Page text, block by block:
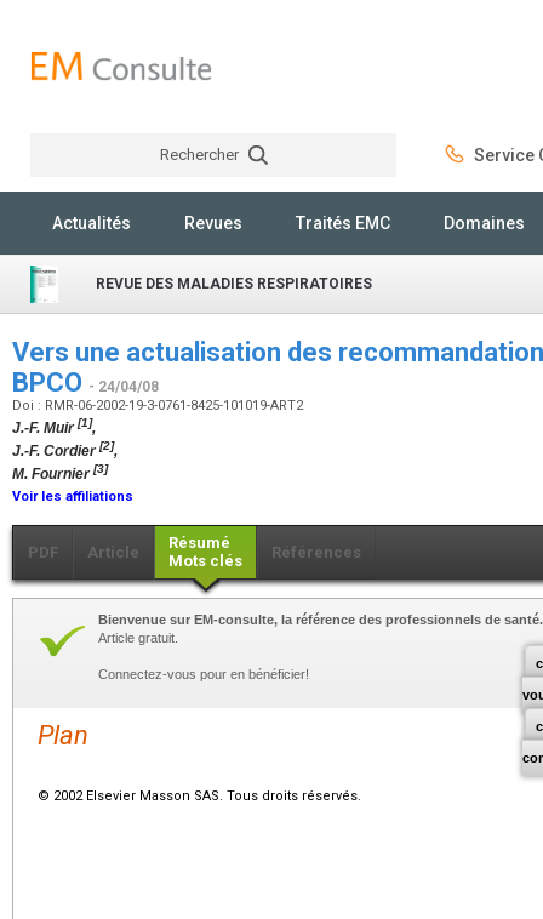
Rechercher Service
Actualités Revues Traités EMC Domaines
REVUE DES MALADIES RESPIRATOIRES
Vers une actualisation des
BPCO - 24/04/08
Doi : RMR-06-2002-19-3-0761-8425-101019-ART2
J.-F. Muir[1],
J.-F. Cordier[2],
M. Fournier[3]
Voir les affiliations
PDF Article
Résumé
Mots clés
Références
Bienvenue sur EM-consulte, la référence des professionnels de santé.
Article gratuit.
Connectez-vous pour en bénéficier!
Plan
© 2002 Elsevier Masson SAS. Tous droits réservés.